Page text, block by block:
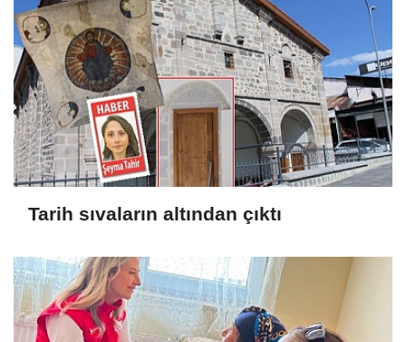
Tarih sıvaların altından çıktı